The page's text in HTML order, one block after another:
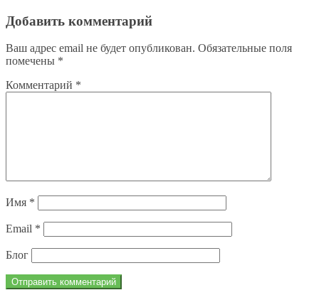
Добавить комментарий
Ваш адрес email не будет опубликован. Обязательные поля
помечены *
Комментарий *
Имя *
Email *
Блог